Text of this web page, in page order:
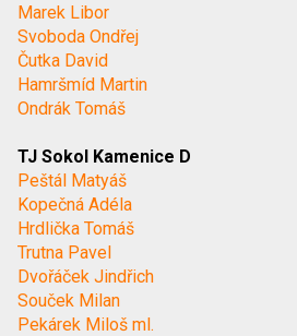
Marek Libor
Svoboda Ondřej
Čutka David
Hamršmíd Martin
Ondrák Tomáš
TJ Sokol Kamenice D
Peštál Matyáš
Kopečná Adéla
Hrdlička Tomáš
Trutna Pavel
Dvořáček Jindřich
Souček Milan
Pekárek Miloš ml.